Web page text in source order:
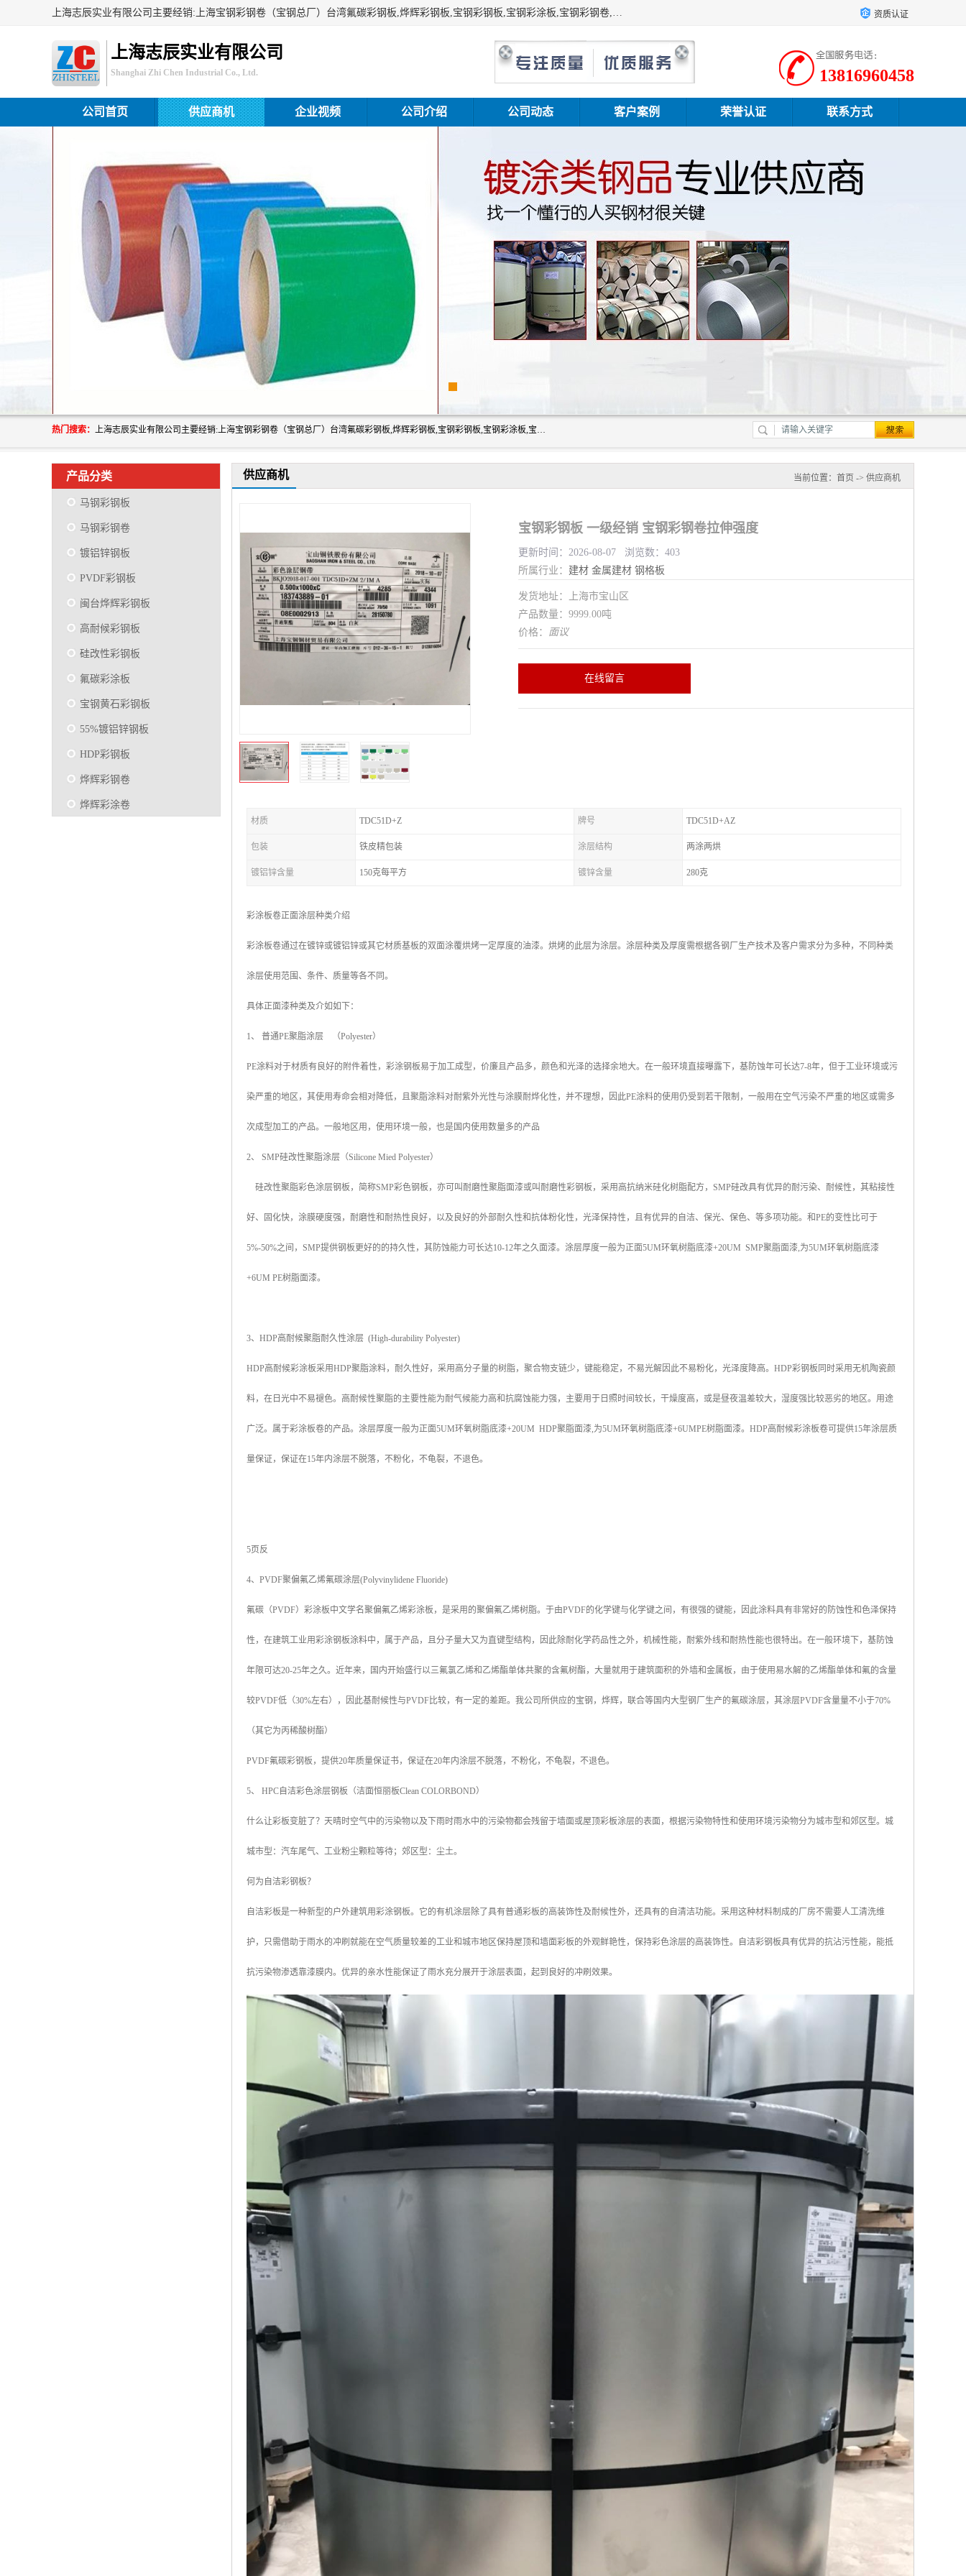
上海志辰实业有限公司主要经销:上海宝钢彩钢卷（宝钢总厂）台湾氟碳彩钢板,烨辉彩钢板,宝钢彩钢板,宝钢彩涂板,宝钢彩钢卷,马钢彩钢板,马钢彩钢卷,镀铝锌钢板,PVDF彩钢板,台湾烨辉彩钢板,高耐候彩钢板,硅改性彩钢板,规格齐全。 资质认证
上海志辰实业有限公司
Shanghai Zhi Chen Industrial Co., Ltd. 13816960458
公司首页 供应商机 企业视频 公司介绍 公司动态 客户案例 荣誉认证 联系方式
热门搜索： 上海志辰实业有限公司主要经销:上海宝钢彩钢卷（宝钢总厂）台湾氟碳彩钢板,烨辉彩钢板,宝钢彩钢板,宝钢彩涂板,宝钢彩钢卷,马钢彩钢板,马钢彩钢卷,镀铝锌钢板,PVDF彩钢板,台湾烨辉彩钢板,高耐候彩钢板,硅改性彩钢板,规格齐全。
产品分类
马钢彩钢板
马钢彩钢卷
镀铝锌钢板
PVDF彩钢板
闽台烨辉彩钢板
高耐候彩钢板
硅改性彩钢板
氟碳彩涂板
宝钢黄石彩钢板
55%镀铝锌钢板
HDP彩钢板
烨辉彩钢卷
烨辉彩涂卷
供应商机 当前位置： 首页 -> 供应商机
宝钢彩钢板 一级经销 宝钢彩钢卷拉伸强度
更新时间：2026-08-07 浏览数：403
所属行业： 建材 金属建材 钢格板
发货地址：上海市宝山区
产品数量：9999.00吨
价格： 面议
在线留言
材质 TDC51D+Z 牌号 TDC51D+AZ
包装 铁皮精包装 涂层结构 两涂两烘
镀铝锌含量 150克每平方 镀锌含量 280克
彩涂板卷正面涂层种类介绍
彩涂板卷通过在镀锌或镀铝锌或其它材质基板的双面涂覆烘烤一定厚度的油漆。烘烤的此层为涂层。涂层种类及厚度需根据各钢厂生产技术及客户需求分为多种，不同种类
涂层使用范围、条件、质量等各不同。
具体正面漆种类及介如如下：
1、 普通PE聚脂涂层 （Polyester）
PE涂料对于材质有良好的附件着性，彩涂钢板易于加工成型，价廉且产品多，颜色和光泽的选择余地大。在一般环境直接曝露下，基防蚀年可长达7-8年，但于工业环境或污
染严重的地区，其使用寿命会相对降低，且聚脂涂料对耐紫外光性与涂膜耐烨化性，并不理想，因此PE涂料的使用仍受到若干限制，一般用在空气污染不严重的地区或需多
次成型加工的产品。一般地区用，使用环境一般，也是国内使用数量多的产品
2、 SMP硅改性聚脂涂层（Silicone Mied Polyester）
硅改性聚脂彩色涂层钢板，简称SMP彩色钢板，亦可叫耐磨性聚脂面漆或叫耐磨性彩钢板，采用高抗纳米硅化树脂配方，SMP硅改具有优异的耐污染、耐候性，其粘接性
好、固化快，涂膜硬度强，耐磨性和耐热性良好，以及良好的外部耐久性和抗体粉化性，光泽保持性，且有优异的自洁、保光、保色、等多项功能。和PE的变性比可于
5%-50%之间，SMP提供钢板更好的的持久性，其防蚀能力可长达10-12年之久面漆。涂层厚度一般为正面5UM环氧树脂底漆+20UM SMP聚脂面漆,为5UM环氧树脂底漆
+6UM PE树脂面漆。
3、HDP高耐候聚脂耐久性涂层 (High-durability Polyester)
HDP高耐候彩涂板采用HDP聚脂涂料，耐久性好，采用高分子量的树脂，聚合物支链少，键能稳定，不易光解因此不易粉化，光泽度降高。HDP彩钢板同时采用无机陶瓷颜
料，在日光中不易褪色。高耐候性聚脂的主要性能为耐气候能力高和抗腐蚀能力强，主要用于日照时间较长，干燥度高，或是昼夜温差较大，湿度强比较恶劣的地区。用途
广泛。属于彩涂板卷的产品。涂层厚度一般为正面5UM环氧树脂底漆+20UM HDP聚脂面漆,为5UM环氧树脂底漆+6UMPE树脂面漆。HDP高耐候彩涂板卷可提供15年涂层质
量保证，保证在15年内涂层不脱落，不粉化，不龟裂，不退色。
5页反
4、PVDF聚偏氟乙烯氟碳涂层(Polyvinylidene Fluoride)
氟碳（PVDF）彩涂板中文学名聚偏氟乙烯彩涂板，是采用的聚偏氟乙烯树脂。于由PVDF的化学键与化学键之间，有很强的键能，因此涂料具有非常好的防蚀性和色泽保持
性，在建筑工业用彩涂钢板涂料中，属于产品，且分子量大又为直键型结构，因此除耐化学药品性之外，机械性能，耐紫外线和耐热性能也很特出。在一般环境下，基防蚀
年限可达20-25年之久。近年来，国内开始盛行以三氟氯乙烯和乙烯酯单体共聚的含氟树酯，大量就用于建筑面积的外墙和金属板，由于使用易水解的乙烯酯单体和氟的含量
较PVDF低（30%左右），因此基耐候性与PVDF比较，有一定的差距。我公司所供应的宝钢，烨辉，联合等国内大型钢厂生产的氟碳涂层，其涂层PVDF含量量不小于70%
（其它为丙稀酸树酯）
PVDF氟碳彩钢板，提供20年质量保证书，保证在20年内涂层不脱落，不粉化，不龟裂，不退色。
5、 HPC自洁彩色涂层钢板（洁面恒丽板Clean COLORBOND）
什么让彩板变脏了？天晴时空气中的污染物以及下雨时雨水中的污染物都会残留于墙面或屋顶彩板涂层的表面，根据污染物特性和使用环境污染物分为城市型和郊区型。城
城市型：汽车尾气、工业粉尘颗粒等待；郊区型：尘土。
何为自洁彩钢板？
自洁彩板是一种新型的户外建筑用彩涂钢板。它的有机涂层除了具有普通彩板的高装饰性及耐候性外，还具有的自清洁功能。采用这种材料制成的厂房不需要人工清洗维
护，只需借助于雨水的冲刷就能在空气质量较差的工业和城市地区保持屋顶和墙面彩板的外观鲜艳性，保持彩色涂层的高装饰性。自洁彩钢板具有优异的抗沾污性能，能抵
抗污染物渗透靠漆膜内。优异的亲水性能保证了雨水充分展开于涂层表面，起到良好的冲刷效果。